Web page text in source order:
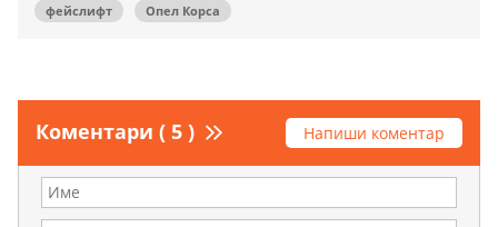
фейслифт
Опел Корса
Коментари ( 5 ) Напиши коментар